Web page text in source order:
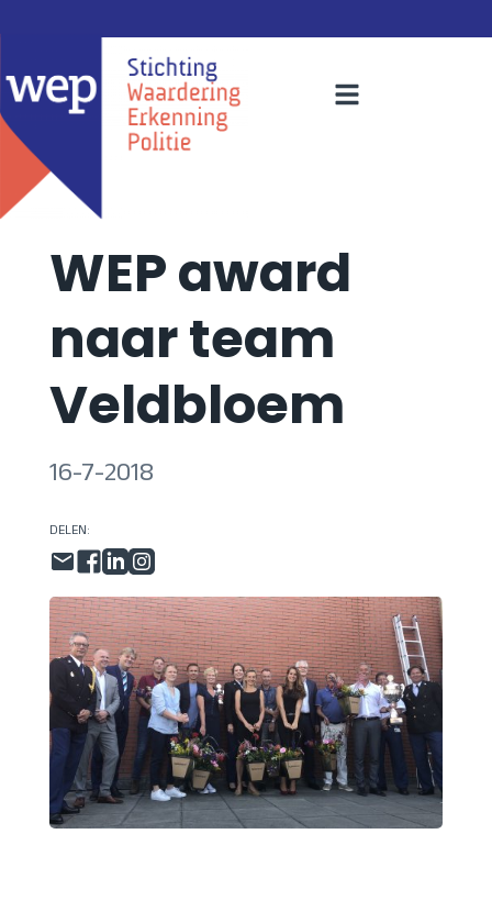
WEP award
naar team
Veldbloem
16-7-2018
DELEN: